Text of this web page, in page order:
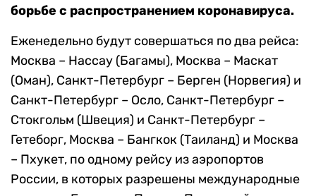
борьбе с распространением коронавируса.
Еженедельно будут совершаться по два рейса:
Москва – Нассау (Багамы), Москва – Маскат
(Оман), Санкт-Петербург – Берген (Норвегия) и
Санкт-Петербург – Осло, Санкт-Петербург –
Стокгольм (Швеция) и Санкт-Петербург –
Гетеборг, Москва – Бангкок (Таиланд) и Москва
– Пхукет, по одному рейсу из аэропортов
России, в которых разрешены международные